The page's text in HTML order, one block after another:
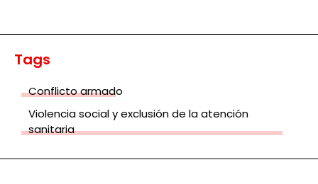
Tags
Conflicto armado
Violencia social y exclusión de la atención
sanitaria